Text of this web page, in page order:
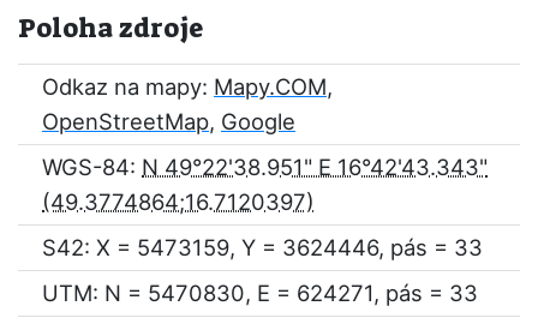
Poloha zdroje
Odkaz na mapy: Mapy.COM,
OpenStreetMap, Google
WGS-84: N 49°22'38.951" E 16°42'43.343"
S42: X = 5473159, Y = 3624446, pás = 33
UTM: N = 5470830, E = 624271, pás = 33